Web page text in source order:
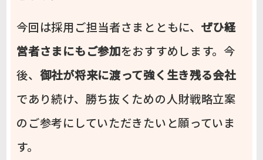
今回は採用ご担当者さまとともに、 ぜひ経
営者さまにもご参加をおすすめします。今
後、 御社が将来に渡って強く生き残る会社
であり続け、勝ち抜くための人財戦略立案
のご参考にしていただきたいと願っていま
す。